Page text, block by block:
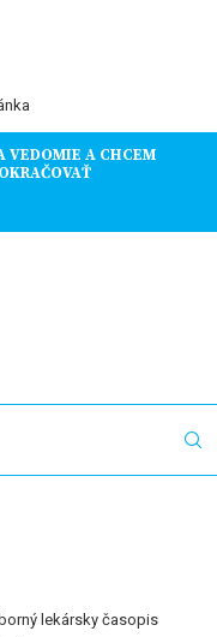
VEDOMIE A CHCEM
lekársky časopis